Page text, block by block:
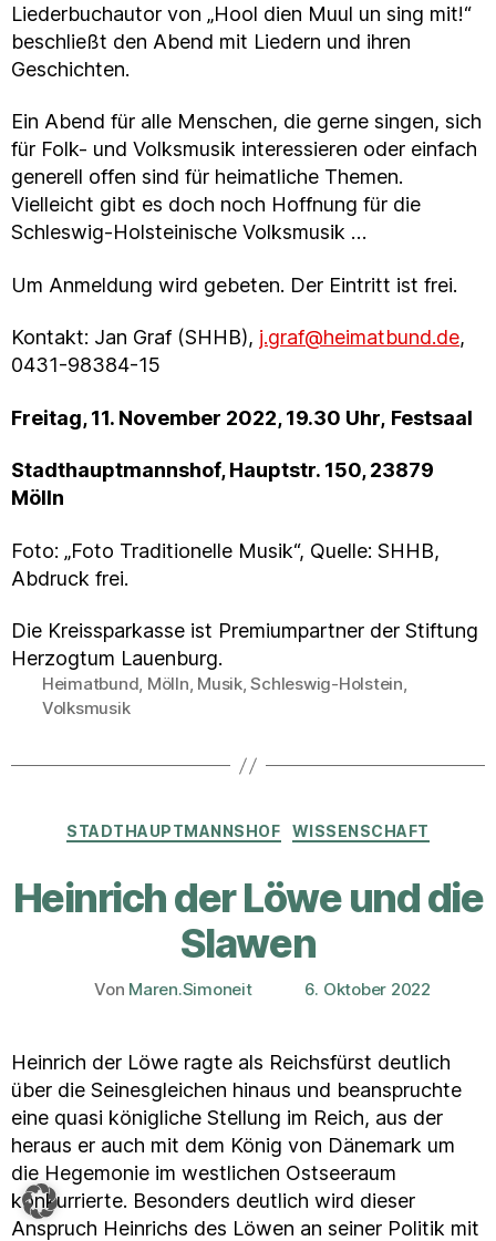
Liederbuchautor von „Hool dien Muul un sing mit!“
beschließt den Abend mit Liedern und ihren
Geschichten.
Ein Abend für alle Menschen, die gerne singen, sich
für Folk- und Volksmusik interessieren oder einfach
generell offen sind für heimatliche Themen.
Vielleicht gibt es doch noch Hoffnung für die
Schleswig-Holsteinische Volksmusik …
Um Anmeldung wird gebeten. Der Eintritt ist frei.
Kontakt: Jan Graf (SHHB), j.graf@heimatbund.de,
0431-98384-15
Freitag, 11. November 2022, 19.30 Uhr, Festsaal
Stadthauptmannshof, Hauptstr. 150, 23879
Mölln
Foto: „Foto Traditionelle Musik“, Quelle: SHHB,
Abdruck frei.
Die Kreissparkasse ist Premiumpartner der Stiftung
Herzogtum Lauenburg.
Schlagwörter
Heimatbund, Mölln, Musik,Schleswig-Holstein,
Volksmusik
Kategorien
STADTHAUPTMANNSHOF WISSENSCHAFT
Heinrich der Löwe und die
Slawen
Beitragsautor
Von Maren.Simoneit Veröffentlichungsdatum
6. Oktober 2022
Heinrich der Löwe ragte als Reichsfürst deutlich
über die Seinesgleichen hinaus und beanspruchte
eine quasi königliche Stellung im Reich, aus der
heraus er auch mit dem König von Dänemark um
die Hegemonie im westlichen Ostseeraum
konkurrierte. Besonders deutlich wird dieser
Anspruch Heinrichs des Löwen an seiner Politik mit